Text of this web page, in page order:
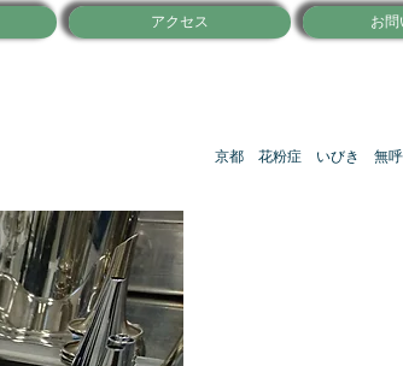
アクセス お問
京都 花粉症 いびき 無呼